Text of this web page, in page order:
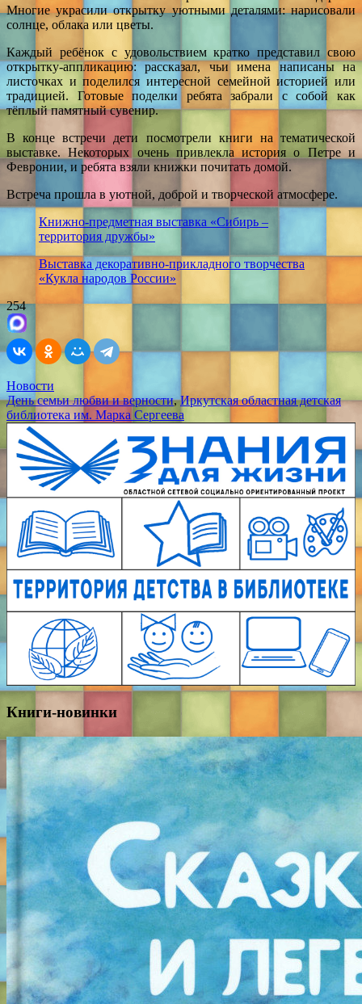
Многие украсили открытку уютными деталями: нарисовали
солнце, облака или цветы.
Каждый ребёнок с удовольствием кратко представил свою
открытку-аппликацию: рассказал, чьи имена написаны на
листочках и поделился интересной семейной историей или
традицией. Готовые поделки ребята забрали с собой как
тёплый памятный сувенир.
В конце встречи дети посмотрели книги на тематической
выставке. Некоторых очень привлекла история о Петре и
Февронии, и ребята взяли книжки почитать домой.
Встреча прошла в уютной, доброй и творческой атмосфере.
Книжно-предметная выставка «Сибирь –
территория дружбы»
Выставка декоративно-прикладного творчества
«Кукла народов России»
254
Новости
День семьи любви и верности,Иркутская областная детская
библиотека им. Марка Сергеева
Книги-новинки